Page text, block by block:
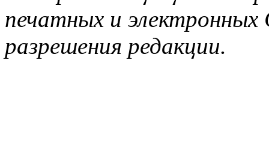
печатных и
разрешения редакции.